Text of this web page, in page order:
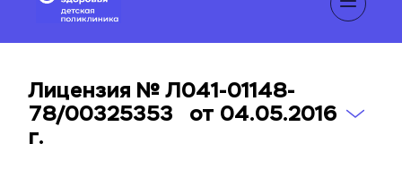
Лицензия № Л041-01148-
78/00325353   от 04.05.2016
г.